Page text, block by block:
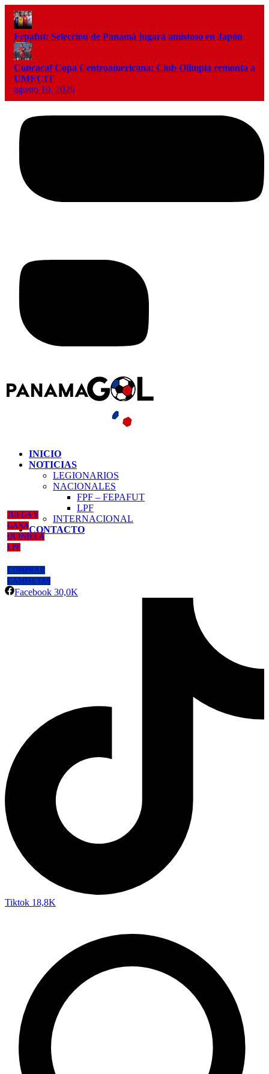
Fepafut: Selección de Panamá jugará amistoso en Japón
Concacaf Copa Centroamericana: Club Olimpia remonta a
UMECIT
agosto 10, 2026
INICIO
NOTICIAS
LEGIONARIOS
NACIONALES
FPF – FEPAFUT
LPF
INTERNACIONAL
CONTACTO
JUEGA Y
GANA
QUINIELA
LPF
COMPRAR
CAMISETAS
Facebook 30,0K
Tiktok 18,8K